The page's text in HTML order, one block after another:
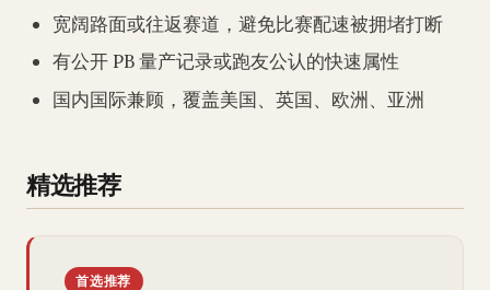
宽阔路面或往返赛道，避免比赛配速被拥堵打断
有公开 PB 量产记录或跑友公认的快速属性
国内国际兼顾，覆盖美国、英国、欧洲、亚洲
精选推荐
首选推荐